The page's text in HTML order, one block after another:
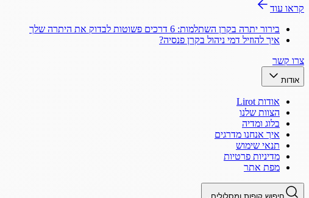
קראו עוד
בירור יתרה בקרן השתלמות: 6 דרכים פשוטות לבדוק את היתרה שלך
איך להוזיל דמי ניהול בקרן פנסיה?
צרו קשר
אודות
אודות Lirot
הצוות שלנו
בלוג ומדיה
איך אנחנו מדרגים
תנאי שימוש
מדיניות פרטיות
מפת אתר